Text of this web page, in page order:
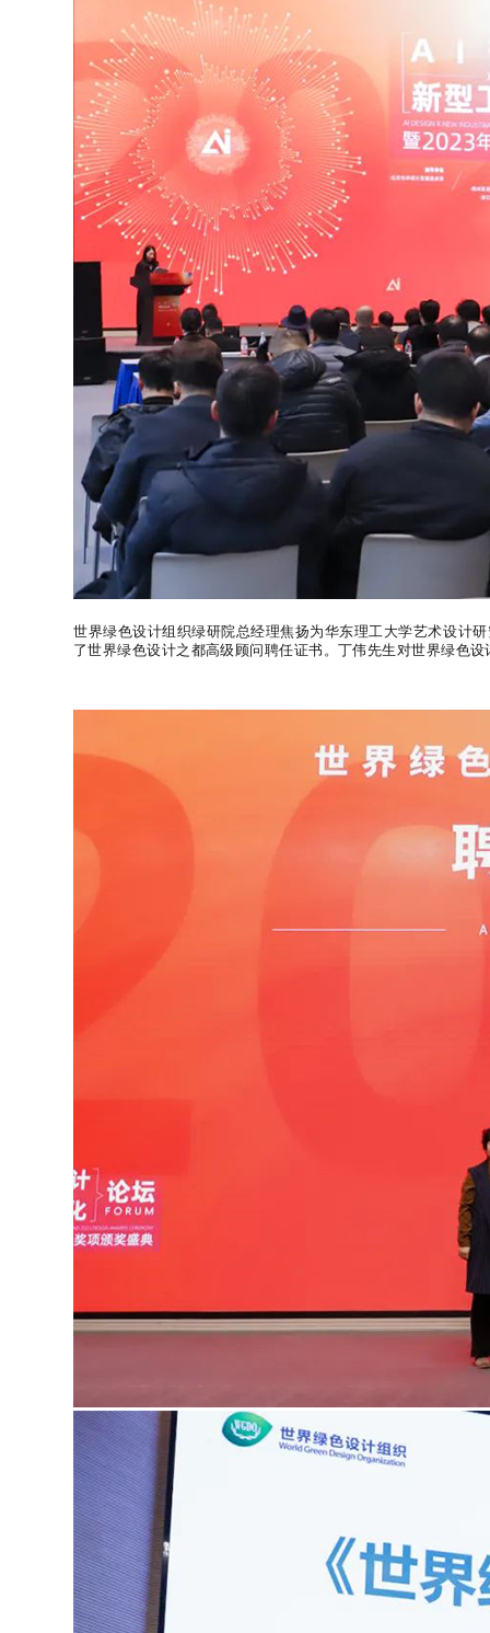
世界绿色设计组织绿研院总经理焦扬为华东理工大学艺术设计
了世界绿色设计之都高级顾问聘任证书。 丁伟先生对世界绿色